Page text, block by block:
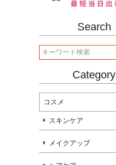
Search
Category
コスメ
スキンケア
メイクアップ